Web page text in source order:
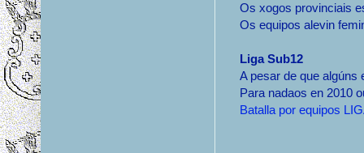
Os xogos provinciais
Os equipos alevin
Liga Sub12
A pesar de que algúns
Para nadaos en 2010
Batalla por equipos